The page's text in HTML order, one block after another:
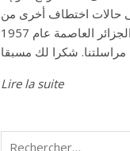
حالات اختطاف أخرى من
قبل الجيش الفرنسي في الجزائر العاصمة عام 1957
Lire la suite
Rechercher :